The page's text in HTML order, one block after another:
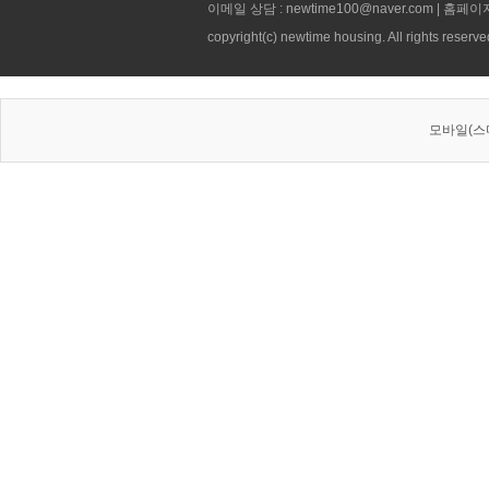
이메일 상담 : newtime100@naver.com | 홈페
copyright(c) newtime housing. All rights
모바일(